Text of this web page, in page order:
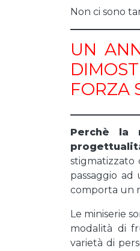
Non ci sono
UN
FORZA
Perchè la
stigmatizzato
passaggio ad
comporta un
Le miniserie
modalità di
varietà di